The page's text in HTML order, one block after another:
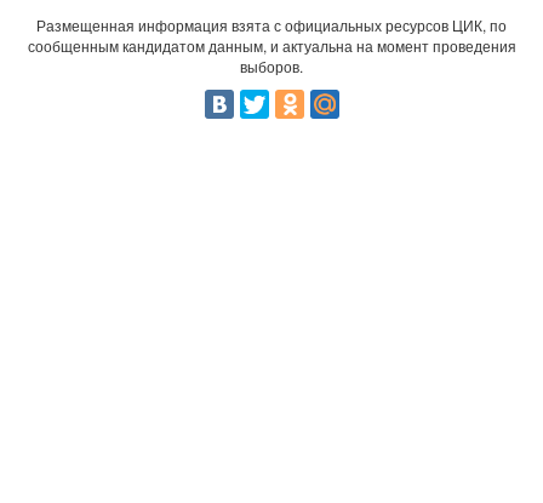
Размещенная информация взята с официальных ресурсов ЦИК, по
сообщенным кандидатом данным, и актуальна на момент проведения
выборов.